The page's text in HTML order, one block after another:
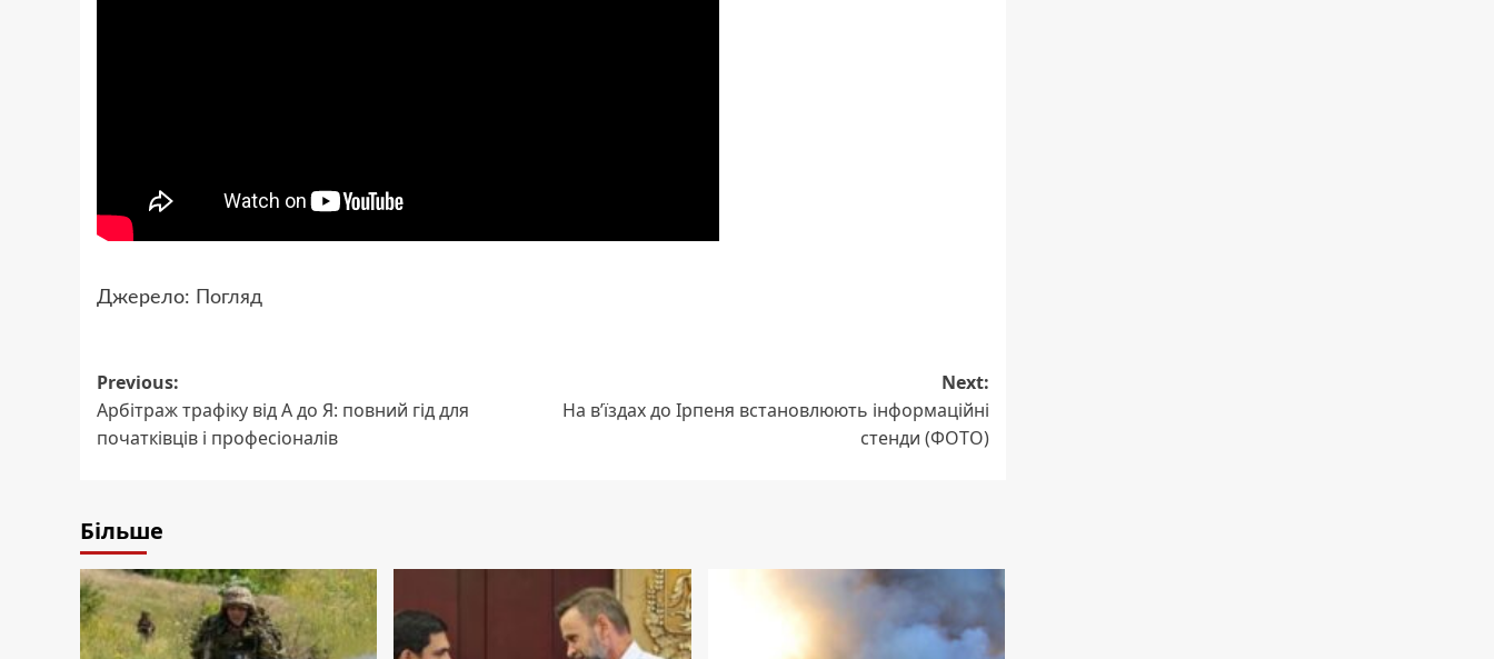
Джерело: Погляд
Post
navigation
Previous:
Арбітраж трафіку від А до Я: повний гід для
початківців і професіоналів
Next:
На в’їздах до Ірпеня встановлюють інформаційні
стенди (ФОТО)
Більше